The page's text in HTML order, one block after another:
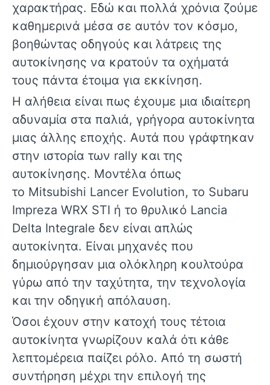
χαρακτήρας. Εδώ και πολλά χρόνια ζούμε
καθημερινά μέσα σε αυτόν τον κόσμο,
βοηθώντας οδηγούς και λάτρεις της
αυτοκίνησης να κρατούν τα οχήματά
τους πάντα έτοιμα για εκκίνηση.
Η αλήθεια είναι πως έχουμε μια ιδιαίτερη
αδυναμία στα παλιά, γρήγορα αυτοκίνητα
μιας άλλης εποχής. Αυτά που γράφτηκαν
στην ιστορία των rally και της
αυτοκίνησης. Μοντέλα όπως
το Mitsubishi Lancer Evolution, το Subaru
Impreza WRX STI ή το θρυλικό Lancia
Delta Integrale δεν είναι απλώς
αυτοκίνητα. Είναι μηχανές που
δημιούργησαν μια ολόκληρη κουλτούρα
γύρω από την ταχύτητα, την τεχνολογία
και την οδηγική απόλαυση.
Όσοι έχουν στην κατοχή τους τέτοια
αυτοκίνητα γνωρίζουν καλά ότι κάθε
λεπτομέρεια παίζει ρόλο. Από τη σωστή
συντήρηση μέχρι την επιλογή της